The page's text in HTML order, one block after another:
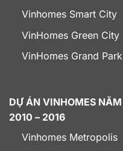
Vinhomes Smart City
VinHomes Green City
VinHomes Grand Park
DỰ ÁN VINHOMES NĂM
2010 – 2016
Vinhomes Metropolis